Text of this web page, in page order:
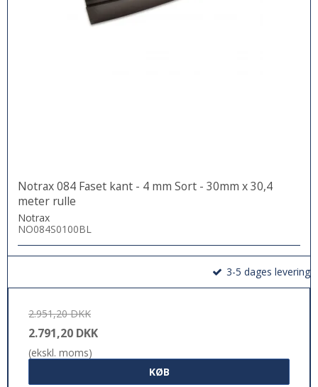
Notrax 084 Faset kant - 4 mm Sort - 30mm x 30,4
meter rulle
Notrax
NO084S0100BL
3-5 dages levering
2.951,20 DKK
2.791,20 DKK
(ekskl. moms)
KØB